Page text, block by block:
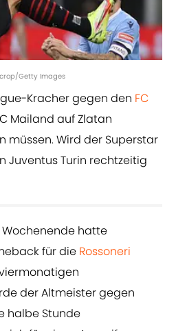
Getty Images
Kracher gegen den FC
Mailand auf Zlatan
müssen. Wird der Superstar
Juventus Turin rechtzeitig
hatte
für die Rossoneri
der Altmeister gegen
halbe Stunde